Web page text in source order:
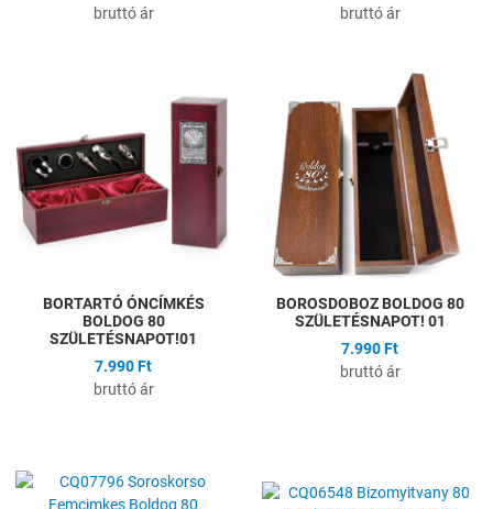
bruttó ár
bruttó ár
Hozzáadás a kívánságlistához
Összehasonlítás
Gyors nézet
BORTARTÓ ÓNCÍMKÉS
BOLDOG 80
SZÜLETÉSNAPOT!01
7.990 Ft
bruttó ár
BOROSDOBOZ BOLDOG 80
SZÜLETÉSNAPOT! 01
7.990 Ft
bruttó ár